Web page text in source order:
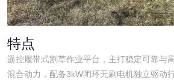
特点
遥控履带式割草作业平台，主打稳定可靠与
混合动力，配备3kW闭环无刷电机独立驱动